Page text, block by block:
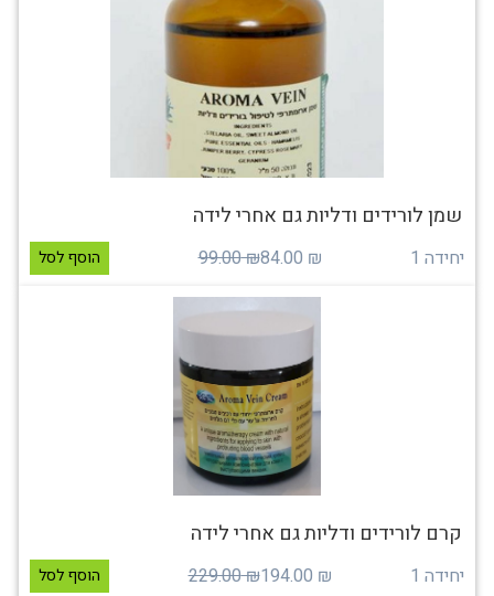
שמן לורידים ודליות גם אחרי לידה
יחידה 1 ₪ 84.00
₪ 99.00 הוסף לסל
קרם לורידים ודליות גם אחרי לידה
יחידה 1 ₪ 194.00
₪ 229.00 הוסף לסל